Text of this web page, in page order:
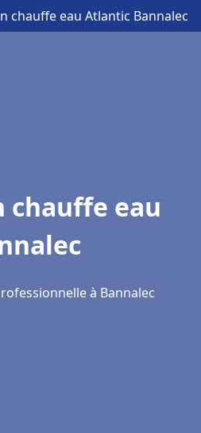
chauffe eau Atlantic Bannalec
eau
à Bannalec